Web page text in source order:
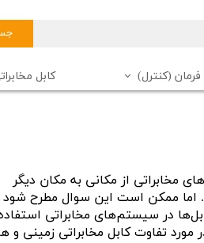
فرمان (کنترل)
کابل فرمان 16 رشته
کابل فرمان 20 رشته
کابل فرمان 50 رشته
کابل
کابل مخابراتی 100 زوج
کابل مخابراتی 40 زوج
کابل مخابراتی (تلفن) زمینی
مخابراتی از مکانی به مکان دیگر
اما ممکن است این سوال مطرح شود
در سیستم‌های مخابراتی
تفاوت کابل مخابراتی زمینی و